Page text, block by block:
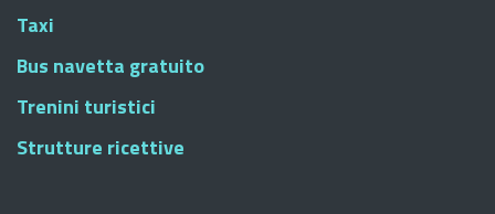
Taxi
Bus navetta gratuito
Trenini turistici
Strutture ricettive